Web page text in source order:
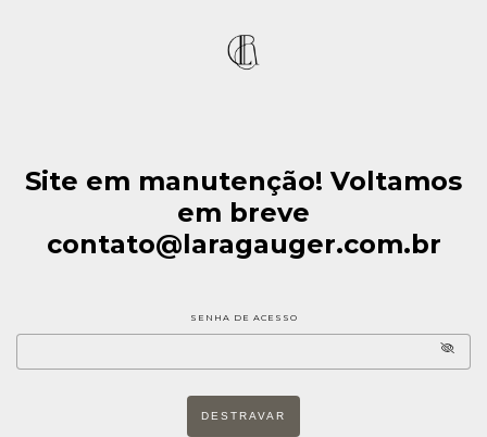
Site em manutenção! Voltamos
em breve
contato@laragauger.com.br
SENHA DE ACESSO
DESTRAVAR